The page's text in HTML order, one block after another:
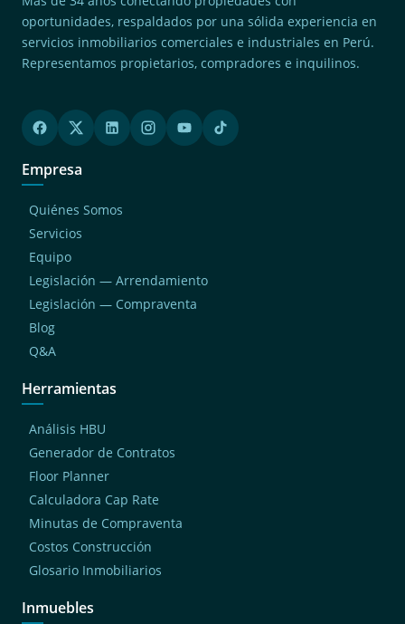
oportunidades, respaldados por una sólida experiencia en
servicios inmobiliarios comerciales e industriales en Perú.
Representamos propietarios, compradores e inquilinos.
Empresa
Quiénes Somos
Servicios
Equipo
Legislación — Arrendamiento
Legislación — Compraventa
Blog
Q&A
Herramientas
Análisis HBU
Generador de Contratos
Floor Planner
Calculadora Cap Rate
Minutas de Compraventa
Costos Construcción
Glosario Inmobiliarios
Inmuebles